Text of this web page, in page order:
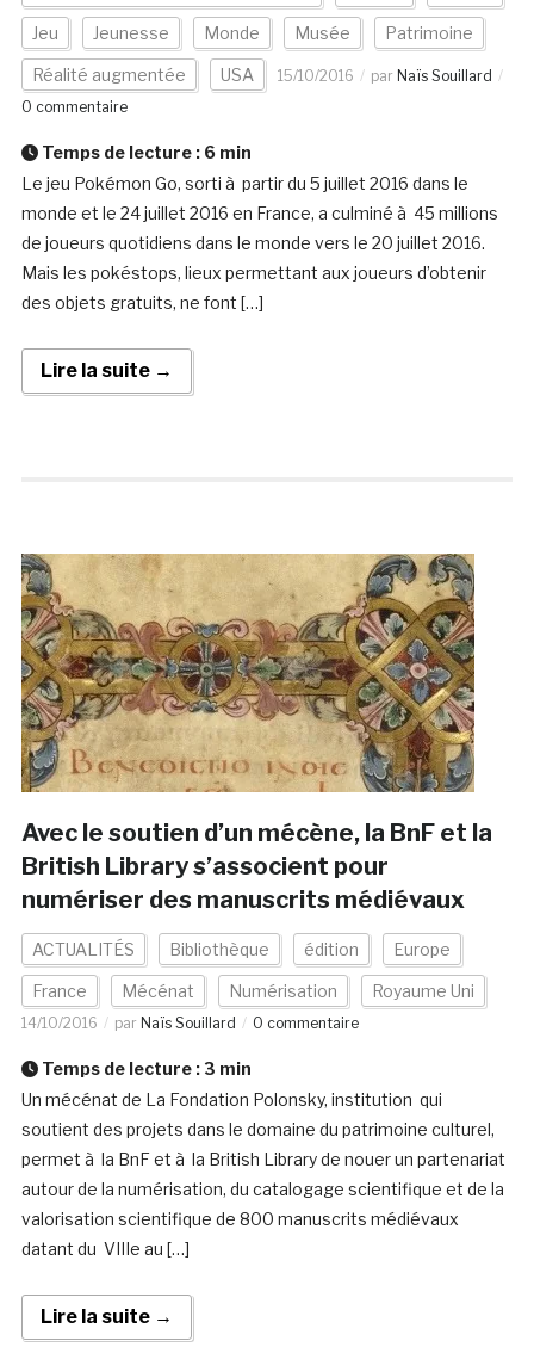
Jeu Jeunesse Monde Musée Patrimoine
Réalité augmentée USA 15/10/2016 par Naïs Souillard
0 commentaire
Temps de lecture : 6 min
Le jeu Pokémon Go, sorti à partir du 5 juillet 2016 dans le
monde et le 24 juillet 2016 en France, a culminé à 45 millions
de joueurs quotidiens dans le monde vers le 20 juillet 2016.
Mais les pokéstops, lieux permettant aux joueurs d’obtenir
des objets gratuits, ne font […]
Lire la suite →
Avec le soutien d’un mécène, la BnF et la
British Library s’associent pour
numériser des manuscrits médiévaux
ACTUALITÉS Bibliothèque édition Europe
France Mécénat Numérisation Royaume Uni
14/10/2016 par Naïs Souillard 0 commentaire
Temps de lecture : 3 min
Un mécénat de La Fondation Polonsky, institution qui
soutient des projets dans le domaine du patrimoine culturel,
permet à la BnF et à la British Library de nouer un partenariat
autour de la numérisation, du catalogage scientifique et de la
valorisation scientifique de 800 manuscrits médiévaux
datant du VIIIe au […]
Lire la suite →